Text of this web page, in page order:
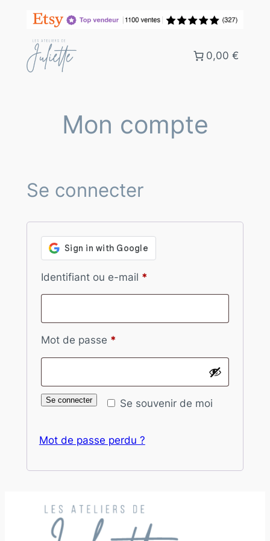
contenu
0,00 €
Mon compte
Se connecter
Identifiant ou e-mail *
Mot de passe *
Se souvenir de moi
Se connecter
Mot de passe perdu ?